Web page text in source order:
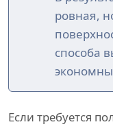
ровная,
способа
Если требуется